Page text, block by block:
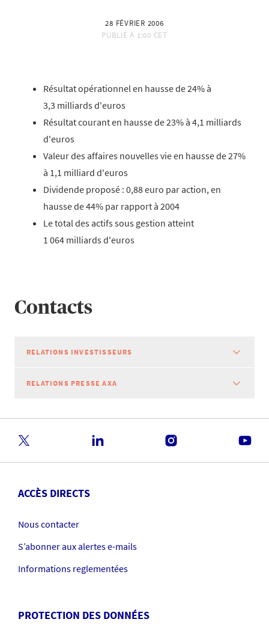
28 FÉVRIER 2006
PUBLIÉ À 1:00 CET
Résultat opérationnel en hausse de 24% à
3,3 milliards d'euros
Résultat courant en hausse de 23% à 4,1 milliards
d'euros
Valeur des affaires nouvelles vie en hausse de 27%
à 1,1 milliard d'euros
Dividende proposé : 0,88 euro par action, en
hausse de 44% par rapport à 2004
Le total des actifs sous gestion atteint
1 064 milliards d'euros
Contacts
RELATIONS INVESTISSEURS
RELATIONS PRESSE AXA
ACCÈS DIRECTS
Nous contacter
S’abonner aux alertes e-mails
Informations reglementées
PROTECTION DES DONNÉES